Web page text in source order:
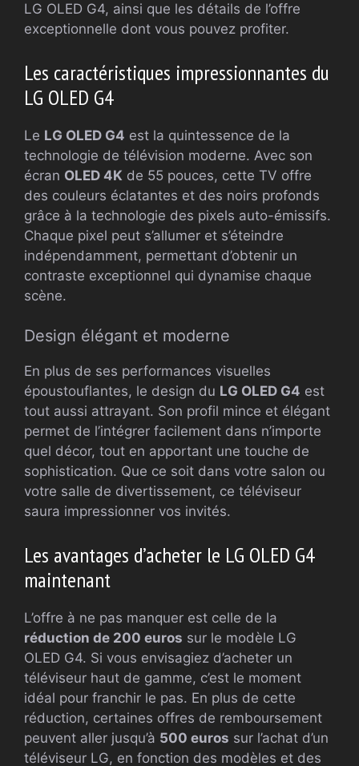
LG OLED G4, ainsi que les détails de l’offre
exceptionnelle dont vous pouvez profiter.
Les caractéristiques impressionnantes du
LG OLED G4
Le LG OLED G4 est la quintessence de la
technologie de télévision moderne. Avec son
écran OLED 4K de 55 pouces, cette TV offre
des couleurs éclatantes et des noirs profonds
grâce à la technologie des pixels auto-émissifs.
Chaque pixel peut s’allumer et s’éteindre
indépendamment, permettant d’obtenir un
contraste exceptionnel qui dynamise chaque
scène.
Design élégant et moderne
En plus de ses performances visuelles
époustouflantes, le design du LG OLED G4 est
tout aussi attrayant. Son profil mince et élégant
permet de l’intégrer facilement dans n’importe
quel décor, tout en apportant une touche de
sophistication. Que ce soit dans votre salon ou
votre salle de divertissement, ce téléviseur
saura impressionner vos invités.
Les avantages d’acheter le LG OLED G4
maintenant
L’offre à ne pas manquer est celle de la
réduction de 200 euros sur le modèle LG
OLED G4. Si vous envisagiez d’acheter un
téléviseur haut de gamme, c’est le moment
idéal pour franchir le pas. En plus de cette
réduction, certaines offres de remboursement
peuvent aller jusqu’à 500 euros sur l’achat d’un
téléviseur LG, en fonction des modèles et des